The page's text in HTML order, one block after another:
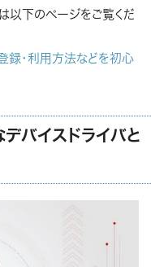
以下のページをご覧くだ
録・利用方法などを初心
バイスドライバと